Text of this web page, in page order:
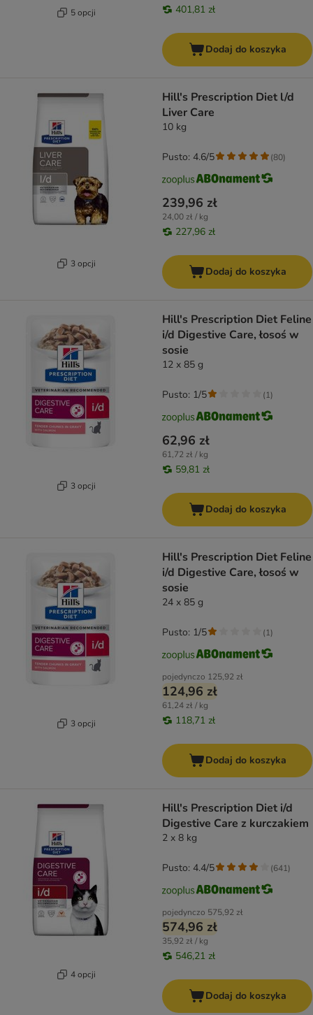
5 opcji 401,81 zł
Dodaj do koszyka
3 opcji
Hill's Prescription Diet l/d
Liver Care
10 kg
239,96 zł
24,00 zł / kg
227,96 zł
Pusto: 4.6/5 (80)
Dodaj do koszyka
3 opcji
Hill's Prescription Diet Feline
i/d Digestive Care, łosoś w
sosie
12 x 85 g
62,96 zł
61,72 zł / kg
59,81 zł
Pusto: 1/5 (1)
Dodaj do koszyka
3 opcji
Hill's Prescription Diet Feline
i/d Digestive Care, łosoś w
sosie
24 x 85 g
pojedynczo 125,92 zł
124,96 zł
61,24 zł / kg
118,71 zł
Pusto: 1/5 (1)
Dodaj do koszyka
4 opcji
Hill's Prescription Diet i/d
Digestive Care z kurczakiem
2 x 8 kg
pojedynczo 575,92 zł
574,96 zł
35,92 zł / kg
546,21 zł
Pusto: 4.4/5 (641)
Dodaj do koszyka